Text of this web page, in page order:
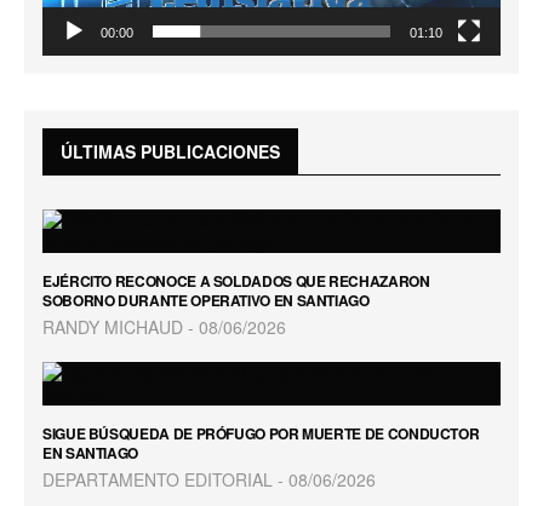
00:00 01:10
ÚLTIMAS PUBLICACIONES
EJÉRCITO RECONOCE A SOLDADOS QUE RECHAZARON
SOBORNO DURANTE OPERATIVO EN SANTIAGO
RANDY MICHAUD 08/06/2026
SIGUE BÚSQUEDA DE PRÓFUGO POR MUERTE DE CONDUCTOR
EN SANTIAGO
DEPARTAMENTO EDITORIAL 08/06/2026